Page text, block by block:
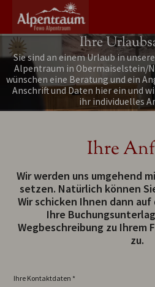
Ohne
Beliebige
Service
08326 384 31 36
Warenkorb
Ihre
Sie sind an einem Urlaub in
Alpentraum in Obermaiselstein/
wünschen eine Beratung und ein
Anschrift und Daten hier ein und
ihr individuelles
Ihre
Wir werden uns umgehend
setzen. Natürlich können
Wir schicken Ihnen dann
Ihre
Wegbeschreibung zu Ihrem
zu.
Ihre Kontaktdaten *